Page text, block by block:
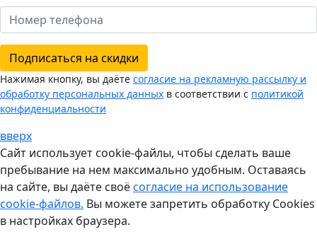
Подписаться на скидки
Нажимая кнопку, вы даёте согласие на рекламную рассылку и
обработку персональных данных в соответствии с политикой
конфиденциальности
вверх
Сайт использует cookie-файлы, чтобы сделать ваше
пребывание на нем максимально удобным. Оставаясь
на сайте, вы даёте своёсогласие на использование
cookie-файлов. Вы можете запретить обработку Cookies
в настройках браузера.